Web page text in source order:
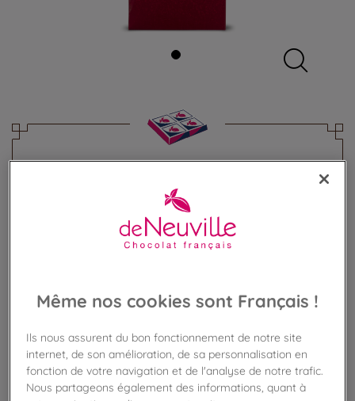
Tablette Bio noir 56% Chocolat
framboise
Chocolat noir bio framboises acidulées
AJOUTER AU PANIER
Disponible en boutique !
Vérifier la disponibilité en magasin
Même nos cookies sont Français !
Ils nous assurent du bon fonctionnement de notre site
internet, de son amélioration, de sa personnalisation en
fonction de votre navigation et de l'analyse de notre trafic.
Nous partageons également des informations, quant à